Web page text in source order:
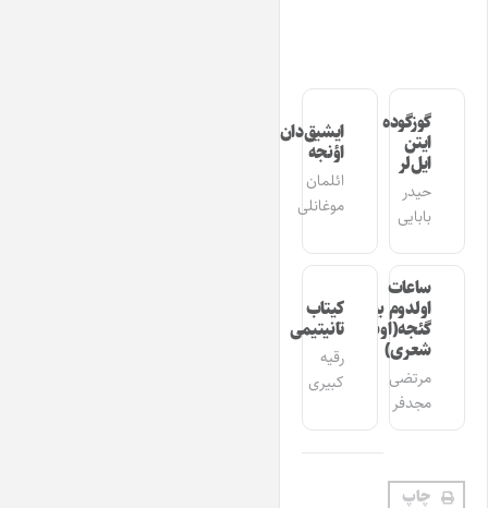
گوزگوده
ایتن
ایل‌لر
حیدر
بابایی
ایشیق‌دان
اؤنجه
ائلمان
موغانلی
ساعات
اولدوم بیر
گئجه(اوشاق
شعری)
مرتضی
مجدفر
کیتاب
تانیتیمی
رقیه
کبیری
چاپ